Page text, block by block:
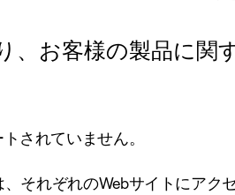
、お客様の製品に関
されていません。
それぞれのWebサイトにア